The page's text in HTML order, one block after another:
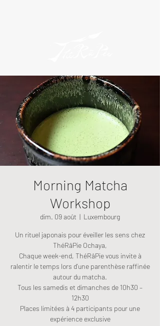
Morning Matcha
Workshop
dim. 09 août
  |
Luxembourg
Un rituel japonais pour éveiller les sens chez
ThéRâPie Ochaya,
Chaque week-end, ThéRâPie vous invite à
ralentir le temps lors d’une parenthèse raffinée
autour du matcha.
Tous les samedis et dimanches de 10h30 –
12h30
Places limitées à 4 participants pour une
expérience exclusive